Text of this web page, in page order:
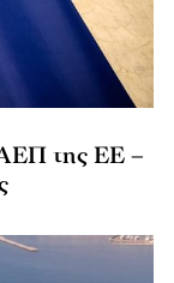
της ΕΕ –